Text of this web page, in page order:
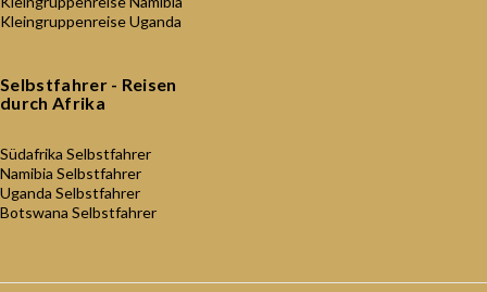
Kleingruppenreise Uganda
Selbstfahrer - Reisen
durch Afrika
Südafrika Selbstfahrer
Namibia Selbstfahrer
Uganda Selbstfahrer
Botswana Selbstfahrer